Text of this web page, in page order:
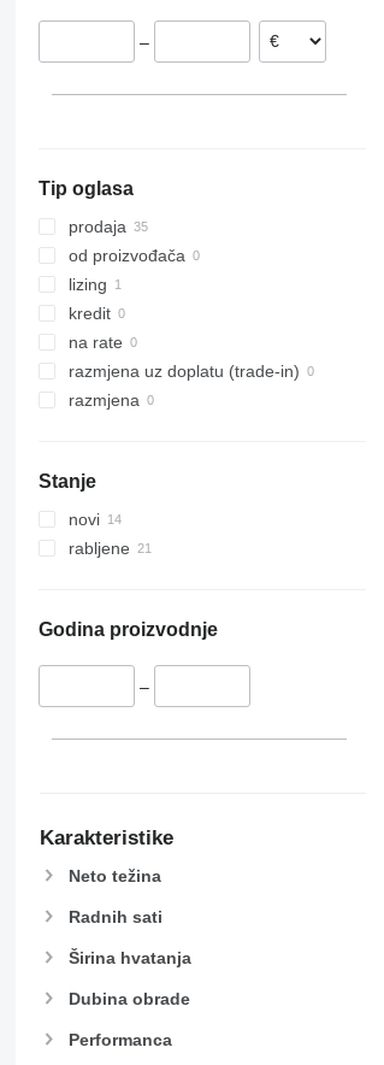
VariOpal
VariTansanit
–
Tip oglasa
prodaja
od proizvođača
lizing
kredit
na rate
razmjena uz doplatu (trade-in)
razmjena
Stanje
novi
rabljene
Godina proizvodnje
–
Karakteristike
Neto težina
Radnih sati
Širina hvatanja
Dubina obrade
Performanca